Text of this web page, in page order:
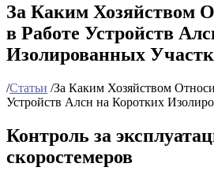
За Каким Хозяйством
в Работе Устройств
Изолированных
/Статьи /За Каким Хозяйством
Устройств Алсн на Коротких
Контроль за
скоростемеров